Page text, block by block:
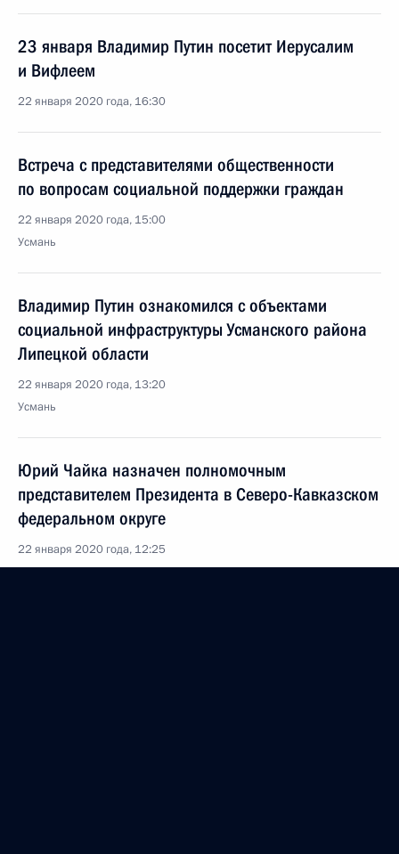
23 января Владимир Путин посетит Иерусалим
и Вифлеем
22 января 2020 года, 16:30
Встреча с представителями общественности
по вопросам социальной поддержки граждан
22 января 2020 года, 15:00
Усмань
Владимир Путин ознакомился с объектами
социальной инфраструктуры Усманского района
Липецкой области
22 января 2020 года, 13:20
Усмань
Юрий Чайка назначен полномочным
представителем Президента в Северо-Кавказском
федеральном округе
22 января 2020 года, 12:25